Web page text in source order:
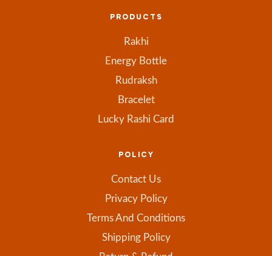
PRODUCTS
Rakhi
Energy Bottle
Rudraksh
Bracelet
Lucky Rashi Card
POLICY
Contact Us
Privacy Policy
Terms And Conditions
Shipping Policy